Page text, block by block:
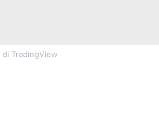
di TradingView